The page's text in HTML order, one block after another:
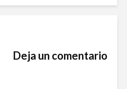
Deja un comentario